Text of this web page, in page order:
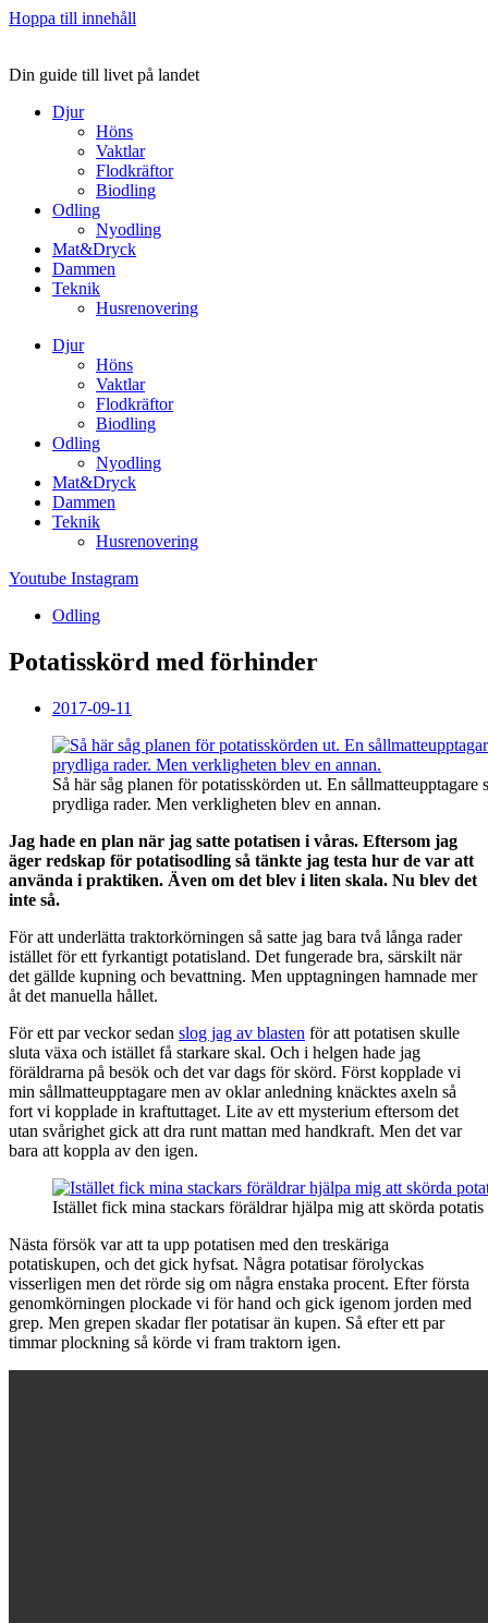
Hoppa till innehåll
Din guide till livet på landet
Djur
Höns
Vaktlar
Flodkräftor
Biodling
Odling
Nyodling
Mat&Dryck
Dammen
Teknik
Husrenovering
Djur
Höns
Vaktlar
Flodkräftor
Biodling
Odling
Nyodling
Mat&Dryck
Dammen
Teknik
Husrenovering
Youtube Instagram
Odling
Potatisskörd med förhinder
2017-09-11
Så här såg planen för potatisskörden ut. En
prydliga rader. Men verkligheten blev en annan.
Jag hade en plan när jag satte potatisen i våras. Eftersom jag
äger redskap för potatisodling så tänkte jag testa hur de var att
använda i praktiken. Även om det blev i liten skala. Nu blev det
inte så.
För att underlätta traktorkörningen så satte jag bara två långa rader
istället för ett fyrkantigt potatisland. Det fungerade bra, särskilt när
det gällde kupning och bevattning. Men upptagningen hamnade mer
åt det manuella hållet.
För ett par veckor sedan slog jag av blasten för att potatisen skulle
sluta växa och istället få starkare skal. Och i helgen hade jag
föräldrarna på besök och det var dags för skörd. Först kopplade vi
min sållmatteupptagare men av oklar anledning knäcktes axeln så
fort vi kopplade in kraftuttaget. Lite av ett mysterium eftersom det
utan svårighet gick att dra runt mattan med handkraft. Men det var
bara att koppla av den igen.
Istället fick mina stackars föräldrar hjälpa mig att skörda
Nästa försök var att ta upp potatisen med den treskäriga
potatiskupen, och det gick hyfsat. Några potatisar förolyckas
visserligen men det rörde sig om några enstaka procent. Efter första
genomkörningen plockade vi för hand och gick igenom jorden med
grep. Men grepen skadar fler potatisar än kupen. Så efter ett par
timmar plockning så körde vi fram traktorn igen.